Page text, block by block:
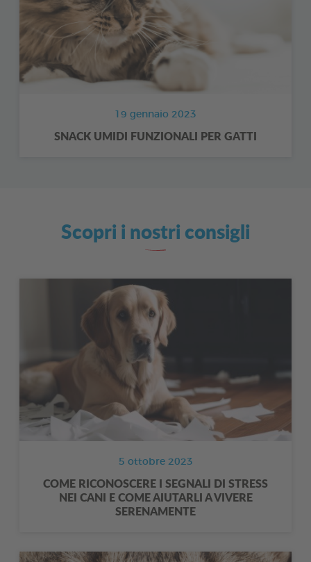
19 gennaio 2023
SNACK UMIDI FUNZIONALI PER GATTI
Scopri i nostri consigli
5 ottobre 2023
COME RICONOSCERE I SEGNALI DI STRESS
NEI CANI E COME AIUTARLI A VIVERE
SERENAMENTE